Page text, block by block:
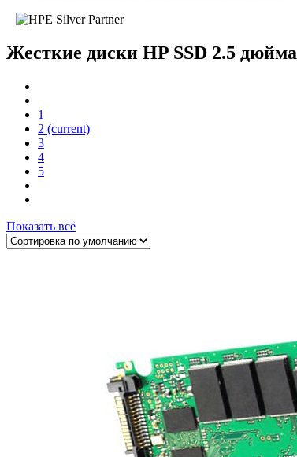
Жесткие диски HP SSD 2.5 дюйма
1
2 (current)
3
4
5
Показать всё